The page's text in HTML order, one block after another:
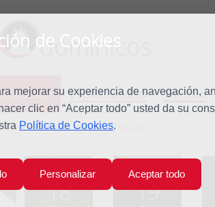
de Cookies
mejorar su experiencia de navegación,
clic en “Aceptar todo” usted da su
Política de Cookies.
Personalizar Aceptar todo
dominicos
Espiritualidad Estudio
Predicación Santa Rosa de Lima
Lun
18
Mar
19